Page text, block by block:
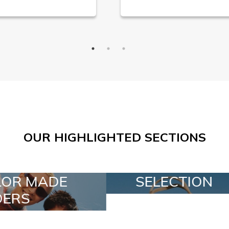
OUR HIGHLIGHTED SECTIONS
SELECTION SPECIAL LOTS